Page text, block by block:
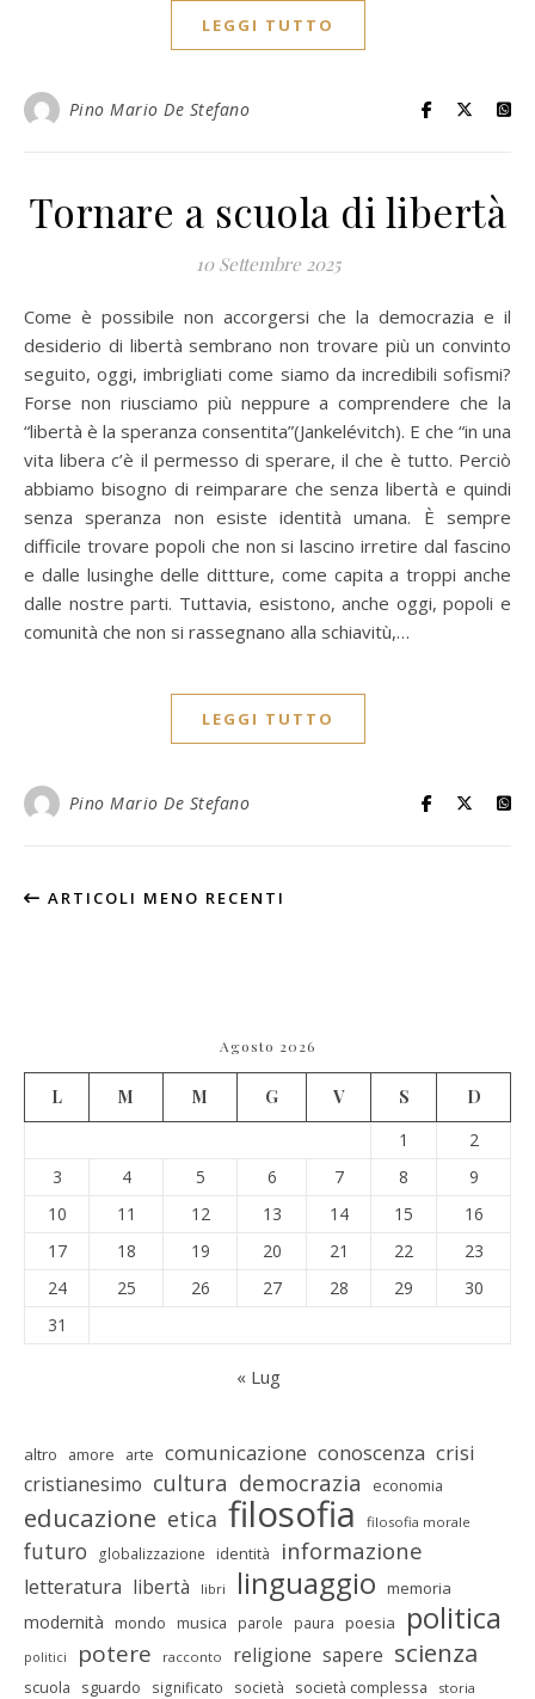
LEGGI TUTTO
Pino Mario De Stefano
Tornare a scuola di libertà
10 Settembre 2025
Come è possibile non accorgersi che la democrazia e il
desiderio di libertà sembrano non trovare più un convinto
seguito, oggi, imbrigliati come siamo da incredibili sofismi?
Forse non riusciamo più neppure a comprendere che la
“libertà è la speranza consentita”(Jankelévitch). E che “in una
vita libera c’è il permesso di sperare, il che è tutto. Perciò
abbiamo bisogno di reimparare che senza libertà e quindi
senza speranza non esiste identità umana. È sempre
difficile trovare popoli che non si lascino irretire dal fascino
e dalle lusinghe delle dittture, come capita a troppi anche
dalle nostre parti. Tuttavia, esistono, anche oggi, popoli e
comunità che non si rassegnano alla schiavitù,…
LEGGI TUTTO
Pino Mario De Stefano
ARTICOLI MENO RECENTI
Agosto 2026
L M M G V S
D
1
2
3
4 5 6 7 8
9
10
11 12 13 14 15
16
17
18 19 20 21 22
23
24
25 26 27 28 29
30
31
« Lug
altro amore arte comunicazione conoscenza crisi
cristianesimo cultura democrazia economia
educazione etica filosofia filosofia morale
futuro globalizzazione identità informazione
letteratura libertà libri linguaggio memoria
modernità mondo musica parole paura poesia politica
politici potere racconto religione sapere scienza
scuola sguardo significato società società complessa storia